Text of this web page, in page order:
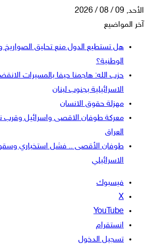
الأحد, 09 / 08 / 2026
آخر المواضيع
هل تستطيع الدول منع تحليق الصواريخ
الوطنية؟
حزب الله: هاجمنا حيفا بالمسيرات
الاسرائيلية بجنوب لبنان
مهزلة حقوق الانسان
معركة طوفان الاقصى واسرائيل وقرب
العراق
طوفان الأقصى .. فشل استخباري
الاسرائيلي
فيسبوك
‫X
‫YouTube
انستقرام
تسجيل الدخول